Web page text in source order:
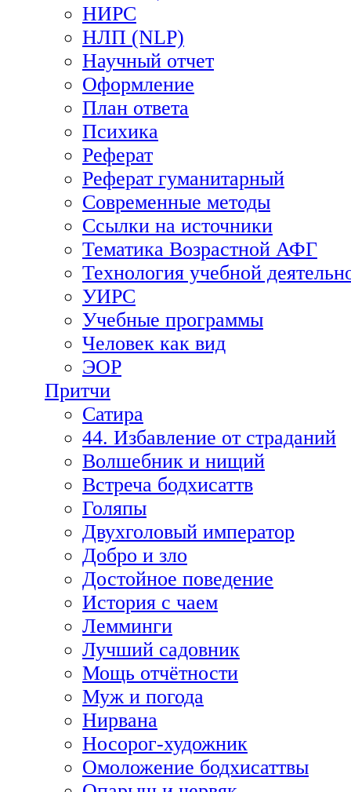
НИРС
НЛП (NLP)
Научный отчет
Оформление
План ответа
Психика
Реферат
Реферат гуманитарный
Современные методы
Ссылки на источники
Тематика Возрастной АФГ
Технология учебной
УИРС
Учебные программы
Человек как вид
ЭОР
Притчи
Сатира
44. Избавление от страданий
Волшебник и нищий
Встреча бодхисаттв
Голяпы
Двухголовый император
Добро и зло
Достойное поведение
История с чаем
Лемминги
Лучший садовник
Мощь отчётности
Муж и погода
Нирвана
Носорог-художник
Омоложение бодхисаттвы